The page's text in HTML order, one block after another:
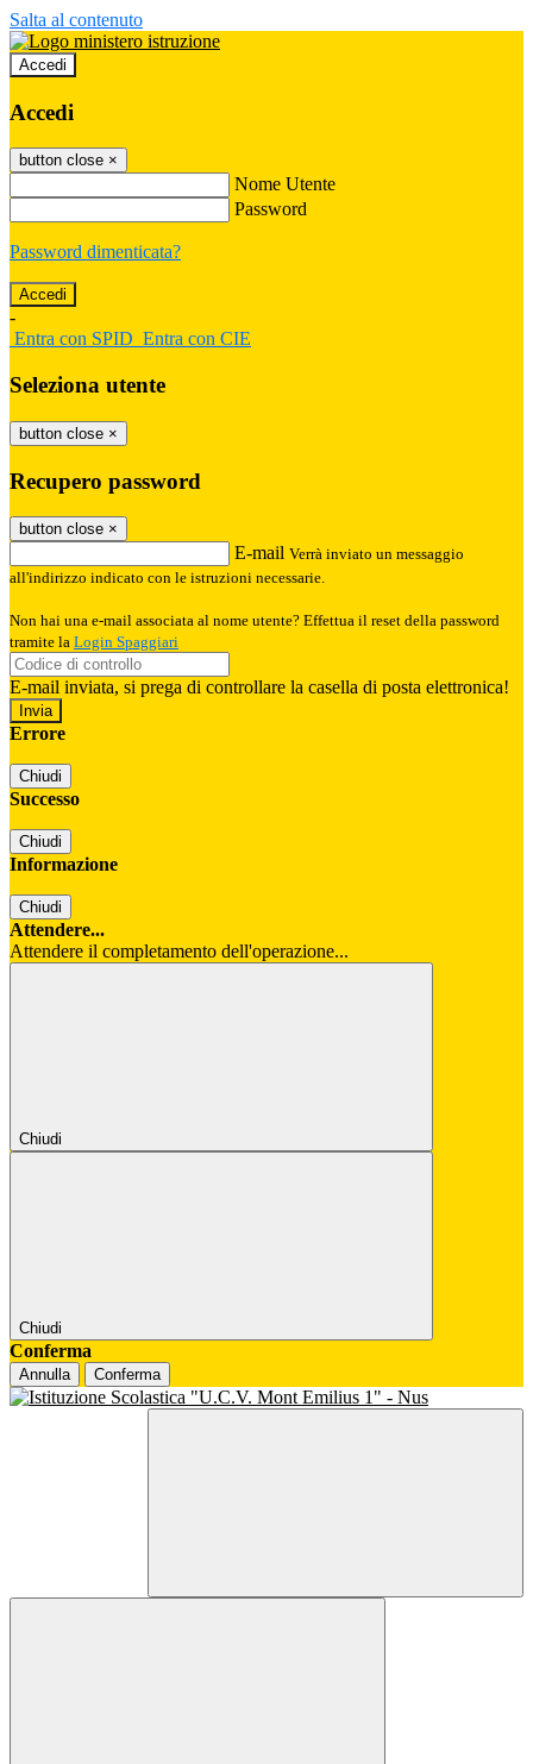
Salta al contenuto
Accedi
Accedi
button close ×
Nome Utente
Password
Password dimenticata?
-
Entra con SPID Entra con CIE
Seleziona utente
button close ×
Recupero password
button close ×
E-mail Verrà inviato un messaggio
all'indirizzo indicato con le istruzioni necessarie.
Non hai una e-mail associata al nome utente? Effettua il reset della password
tramite la Login Spaggiari
E-mail inviata, si prega di controllare la casella di posta elettronica!
Errore
Chiudi
Successo
Chiudi
Informazione
Chiudi
Attendere...
Attendere il completamento dell'operazione...
Chiudi
Chiudi
Conferma
Annulla Conferma